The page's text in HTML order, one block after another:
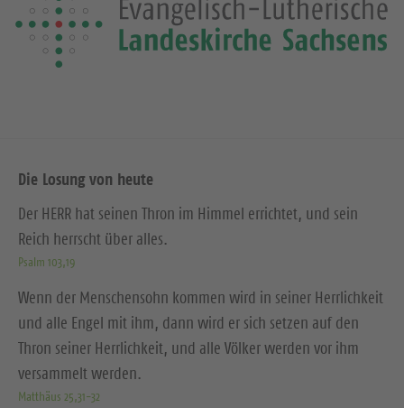
Die Losung von heute
Der HERR hat seinen Thron im Himmel errichtet, und sein
Reich herrscht über alles.
Psalm 103,19
Wenn der Menschensohn kommen wird in seiner Herrlichkeit
und alle Engel mit ihm, dann wird er sich setzen auf den
Thron seiner Herrlichkeit, und alle Völker werden vor ihm
versammelt werden.
Matthäus 25,31-32